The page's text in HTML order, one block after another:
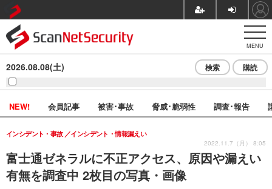
MENU
2026.08.08(土) 検索 購読
NEW! 会員記事 被害･事故 脅威･脆弱性 調査･報告
富士通ゼネラルに不正アクセス、原因や漏えい
有無を調査中 2枚目の写真・画像
インシデント・事故 インシデント・情報漏えい
2022.11.7（月） 8:05